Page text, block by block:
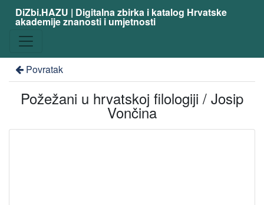
DiZbi.HAZU | Digitalna zbirka i katalog Hrvatske
akademije znanosti i umjetnosti
Povratak
Požežani u hrvatskoj filologiji / Josip
Vončina